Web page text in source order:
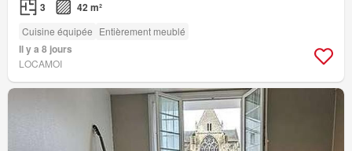
3 42 m²
Cuisine équipée Entièrement meublé
Il y a 8 jours
LOCAMOI